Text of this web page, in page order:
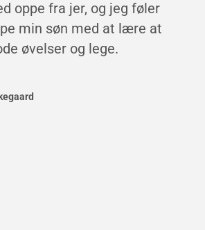
udgangspunkt i barnet
på. Har nu mange
lege hvor vi hopper
engageret lærer.